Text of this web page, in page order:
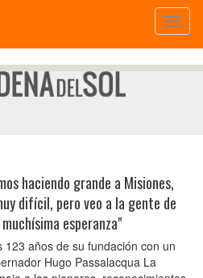
haciendo grande a Misiones,
difícil, pero veo a la gente de
esperanza"
años de su fundación con un
Hugo Passalacqua La